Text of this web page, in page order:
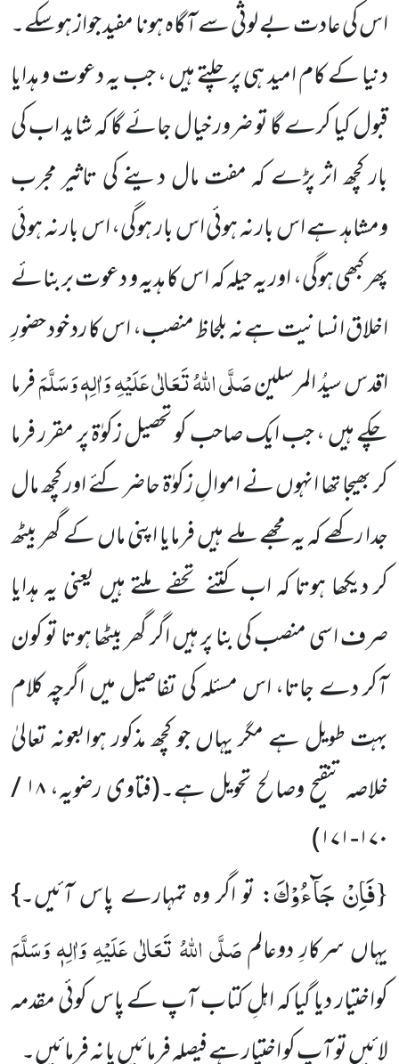
اس کی عادت بے لوثی سے آگاہ ہونا مفید جواز ہوسکے۔
دنیا کے کام امید ہی پر چلتے ہیں ، جب یہ دعوت و ہدایا
قبول کیا کرے گا تو ضرور خیال جائے گا کہ شاید اب کی
بار کچھ اثر پڑے کہ مفت مال دینے کی تاثیر مجرب
ومشاہد ہے اس بار نہ ہوئی اس بار ہوگی، اس بار نہ ہوئی
پھر کبھی ہوگی، اور یہ حیلہ کہ اس کا ہدیہ و دعوت بربنائے
اخلاق انسانیت ہے نہ بلحاظ منصب، اس کا رد خود حضورِ
اقدس سیدُ المرسلینصَلَّی اللہُ تَعَالٰی عَلَیْہِ وَاٰلِہٖ وَسَلَّمَفرما
چکے ہیں ، جب ایک صاحب کو تحصیل زکوٰۃ پر مقرر فرما
کر بھیجا تھا انہوں نے اموالِ زکوٰۃ حاضر کئے اور کچھ مال
جدا رکھے کہ یہ مجھے ملے ہیں فرمایا اپنی ماں کے گھر بیٹھ
کر دیکھا ہوتا کہ اب کتنے تحفے ملتے ہیں یعنی یہ ہدایا
صرف اسی منصب کی بنا پر ہیں اگر گھر بیٹھا ہوتا تو کون
آکر دے جاتا، اس مسئلہ کی تفاصیل میں اگرچہ کلام
بہت طویل ہے مگر یہاں جو کچھ مذکور ہوابعونہ تعالیٰ
خلاصہ تنقیح وصالح تحویل ہے۔(فتاوی رضویہ، ۱۸ /
۱۷۰-۱۷۱)
{فَاِنْ جَآءُوْكَ: تو اگر وہ تمہارے پاس آئیں۔}
یہاں سرکارِ دوعالمصَلَّی اللہُ تَعَالٰی عَلَیْہِ وَاٰلِہٖ وَسَلَّمَ
کواختیار دیا گیا کہ اہلِ کتاب آپ کے پاس کوئی مقدمہ
لائیں تو آپ کو اختیار ہے فیصلہ فرمائیں یا نہ فرمائیں۔